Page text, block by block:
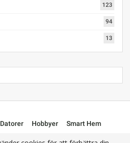
123
94
13
Datorer Hobbyer
Smart Hem